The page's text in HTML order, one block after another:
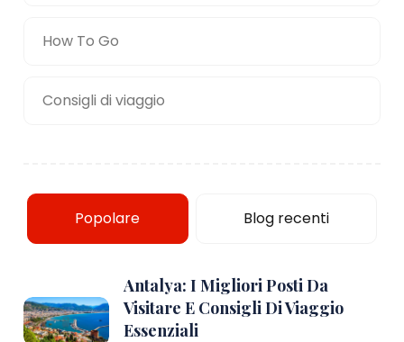
How To Go
Consigli di viaggio
Popolare Blog recenti
Antalya: I Migliori Posti Da
Visitare E Consigli Di Viaggio
Essenziali